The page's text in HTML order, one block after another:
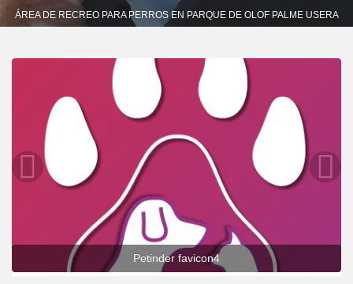
ÁREA DE RECREO PARA PERROS EN PARQUE DE OLOF PALME USERA
Petinder favicon4